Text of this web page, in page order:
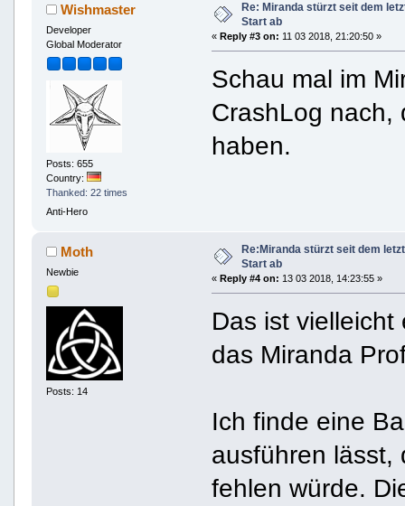
Wishmaster
Developer
Global Moderator
Posts: 655
Country:
Thanked: 22 times
Anti-Hero
Re: Miranda stürzt seit dem
Start ab
« Reply #3 on: 11 03 2018, 21:20:50 »
Schau mal im
CrashLog nach,
haben.
Moth
Newbie
Posts: 14
Re:Miranda stürzt seit dem
Start ab
« Reply #4 on: 13 03 2018, 14:23:55 »
Das ist
das Miranda
Ich finde eine
ausführen lässt,
fehlen würde.